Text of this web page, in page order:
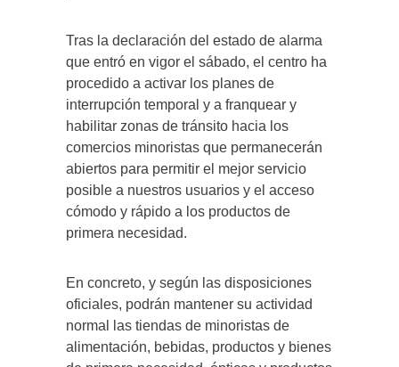
Tras la declaración del estado de alarma
que entró en vigor el sábado, el centro ha
procedido a activar los planes de
interrupción temporal y a franquear y
habilitar zonas de tránsito hacia los
comercios minoristas que permanecerán
abiertos para permitir el mejor servicio
posible a nuestros usuarios y el acceso
cómodo y rápido a los productos de
primera necesidad.
En concreto, y según las disposiciones
oficiales, podrán mantener su actividad
normal las tiendas de minoristas de
alimentación, bebidas, productos y bienes